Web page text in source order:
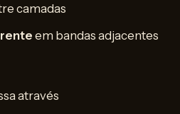
camadas
em bandas adjacentes
através